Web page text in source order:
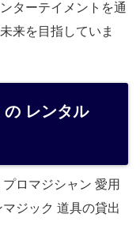
ターテイメントを通
来を目指していま
の レンタル
ロマジシャン 愛用
ジック 道具の貸出